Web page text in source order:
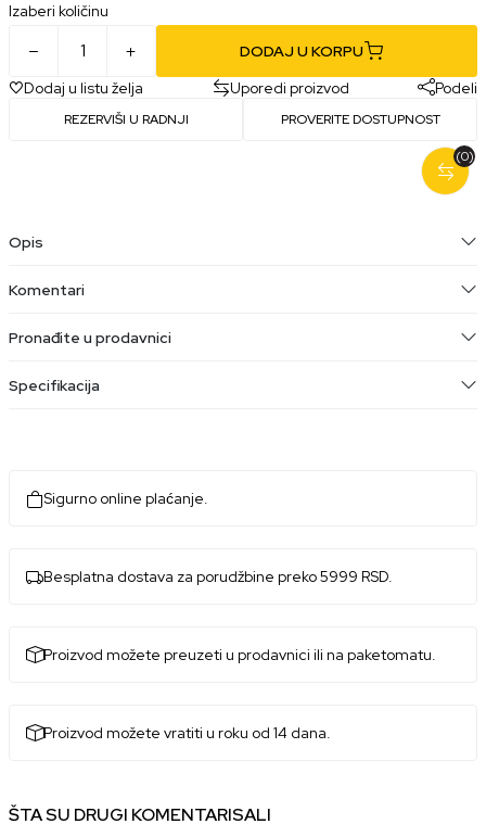
Izaberi količinu
DODAJ U KORPU
Dodaj u listu želja
Uporedi proizvod Podeli
REZERVIŠI U RADNJI PROVERITE DOSTUPNOST
(0)
Opis
Komentari
Pronađite u prodavnici
Specifikacija
Sigurno online plaćanje.
Besplatna dostava za porudžbine preko 5999 RSD.
Proizvod možete preuzeti u prodavnici ili na paketomatu.
Proizvod možete vratiti u roku od 14 dana.
ŠTA SU DRUGI KOMENTARISALI